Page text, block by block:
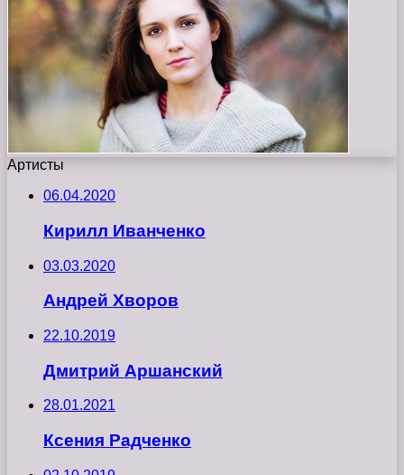
Артисты
06.04.2020
Кирилл Иванченко
03.03.2020
Андрей Хворов
22.10.2019
Дмитрий Аршанский
28.01.2021
Ксения Радченко